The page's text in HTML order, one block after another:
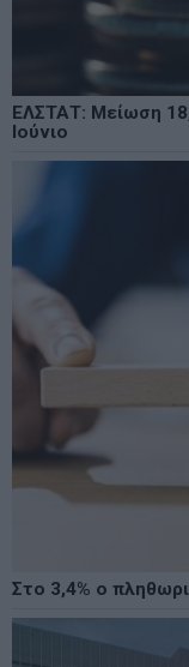
ΕΛΣΤΑΤ: Μείωση
Ιούνιο
Στο 3,4% ο